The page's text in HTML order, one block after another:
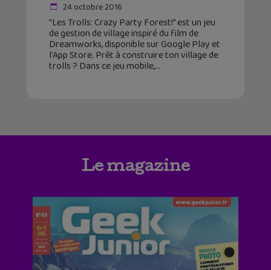
24 octobre 2016
"Les Trolls: Crazy Party Forest!" est un jeu
de gestion de village inspiré du film de
Dreamworks, disponible sur Google Play et
l'App Store. Prêt à construire ton village de
trolls ? Dans ce jeu mobile,
Le magazine